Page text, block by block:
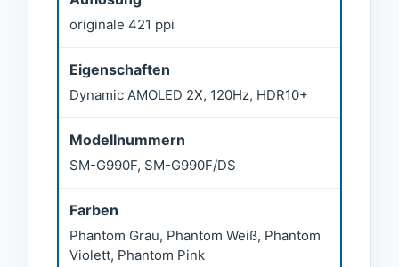
originale 421 ppi
Eigenschaften
Dynamic AMOLED 2X, 120Hz, HDR10+
Modellnummern
SM-G990F, SM-G990F/DS
Farben
Phantom Grau, Phantom Weiß, Phantom
Violett, Phantom Pink